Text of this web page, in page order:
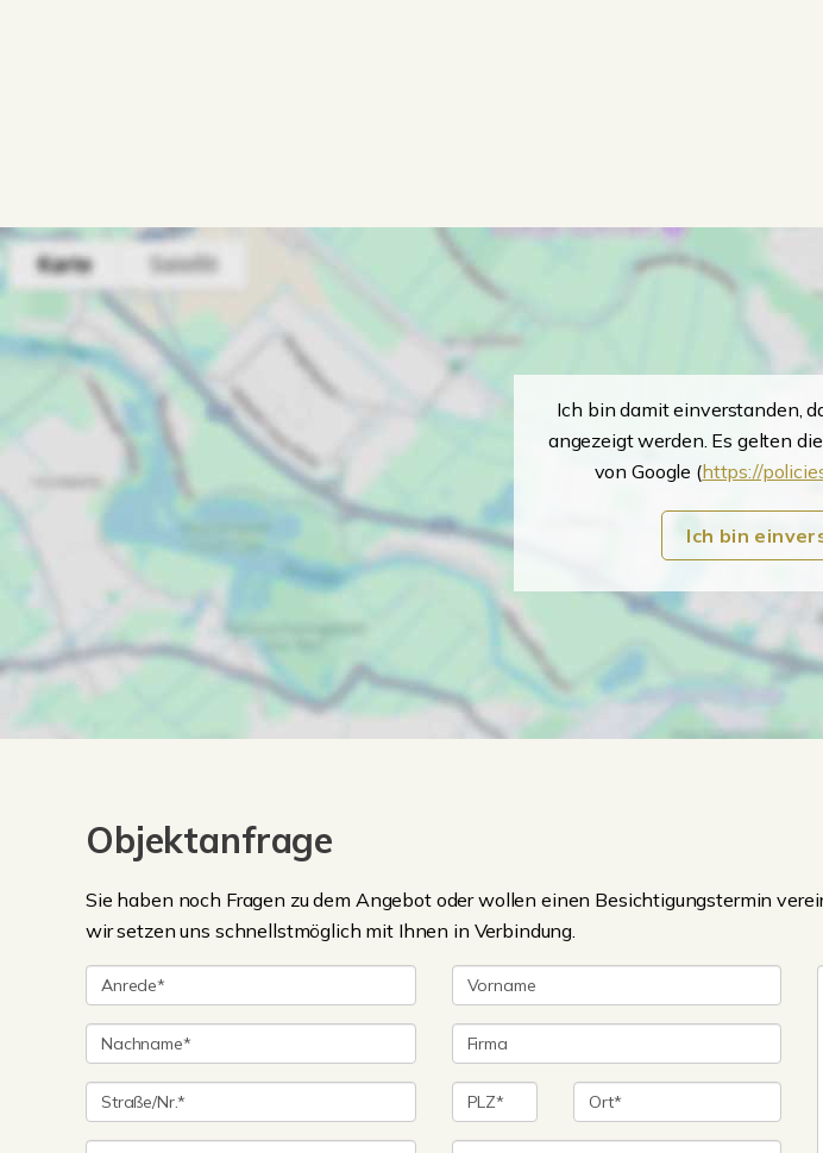
Ich bin damit einverstanden,
angezeigt werden. Es gelten
von Google (https://
Ich bin
Objektanfrage
Sie haben noch Fragen zu dem Angebot oder wollen einen Besichtigungstermin
wir setzen uns schnellstmöglich mit Ihnen in Verbindung.